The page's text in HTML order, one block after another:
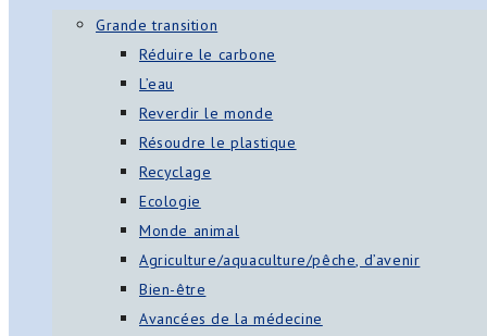
Grande transition
Réduire le carbone
L’eau
Reverdir le monde
Résoudre le plastique
Recyclage
Ecologie
Monde animal
Agriculture/aquaculture/pêche, d’avenir
Bien-être
Avancées de la médecine